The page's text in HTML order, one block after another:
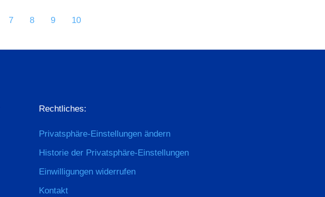
7 8 9 10
Rechtliches:
Privatsphäre-Einstellungen ändern
Historie der Privatsphäre-Einstellungen
Einwilligungen widerrufen
Kontakt